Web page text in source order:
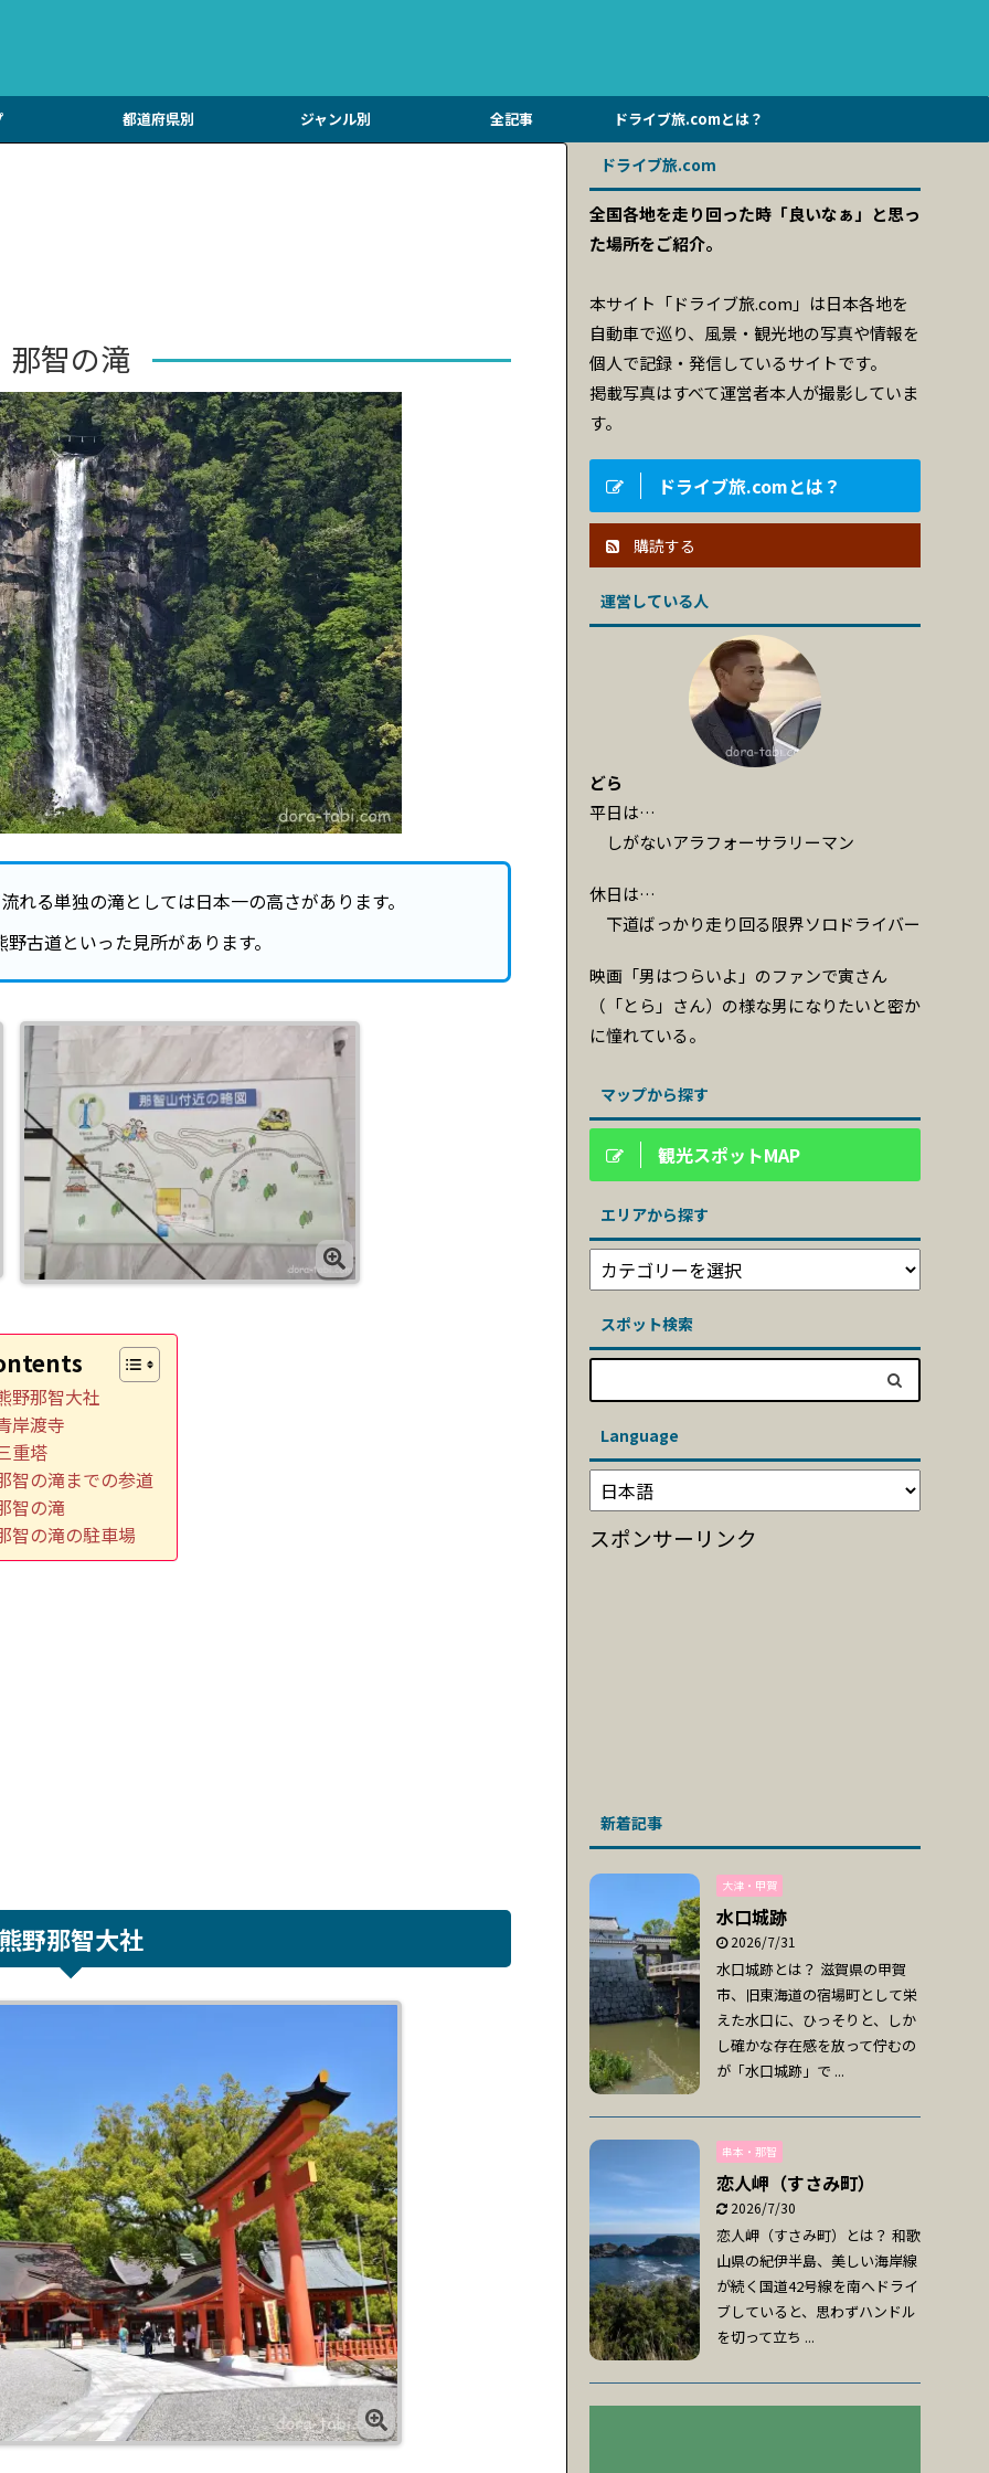
都道府県別 ジャンル別 全記事 ドライブ旅.comとは？
那智の滝
る単独の滝としては日本一の高さがあります。
古道といった見所があります。
野那智大社
岸渡寺
重塔
智の滝までの参道
智の滝
智の滝の駐車場
野那智大社
ドライブ旅.com
全国各地を走り回った時「良いなぁ」と思っ
た場所をご紹介。
本サイト「ドライブ旅.com」は日本各地を
自動車で巡り、風景・観光地の写真や情報を
個人で記録・発信しているサイトです。
掲載写真はすべて運営者本人が撮影していま
す。
ドライブ旅.comとは？
購読する
運営している人
どら
平日は…
しがないアラフォーサラリーマン
休日は…
下道ばっかり走り回る限界ソロドライバー
映画「男はつらいよ」のファンで寅さん
（「とら」さん）の様な男になりたいと密か
に憧れている。
マップから探す
観光スポットMAP
エリアから探す
スポット検索
Language
スポンサーリンク
新着記事
大津・甲賀
水口城跡
2026/7/31
水口城跡とは？ 滋賀県の甲賀
市、旧東海道の宿場町として栄
えた水口に、ひっそりと、しか
し確かな存在感を放って佇むの
が「水口城跡」で ...
串本・那智
恋人岬（すさみ町）
2026/7/30
恋人岬（すさみ町）とは？ 和歌
山県の紀伊半島、美しい海岸線
が続く国道42号線を南へドライ
ブしていると、思わずハンドル
を切って立ち ...